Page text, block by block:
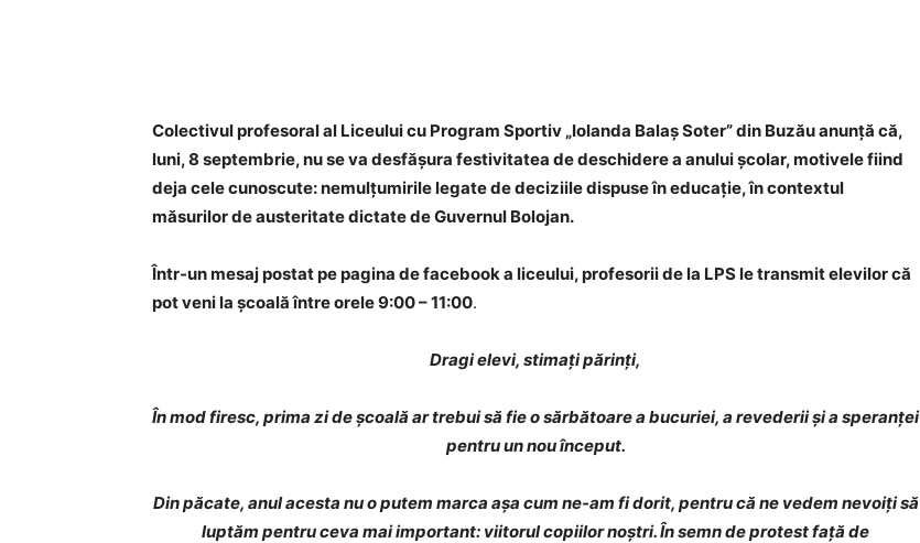
Colectivul profesoral al Liceului cu Program Sportiv „Iolanda Balaș Soter” din Buzău anunță că,
luni, 8 septembrie, nu se va desfășura festivitatea de deschidere a anului școlar, motivele fiind
deja cele cunoscute: nemulțumirile legate de deciziile dispuse în educație, în contextul
măsurilor de austeritate dictate de Guvernul Bolojan.
Într-un mesaj postat pe pagina de facebook a liceului, profesorii de la LPS le transmit elevilor că
pot veni la școală între orele 9:00 – 11:00.
Dragi elevi, stimați părinți,
În mod firesc, prima zi de școală ar trebui să fie o sărbătoare a bucuriei, a revederii și a speranței
pentru un nou început.
Din păcate, anul acesta nu o putem marca așa cum ne-am fi dorit, pentru că ne vedem nevoiți să
luptăm pentru ceva mai important: viitorul copiilor noștri. În semn de protest față de